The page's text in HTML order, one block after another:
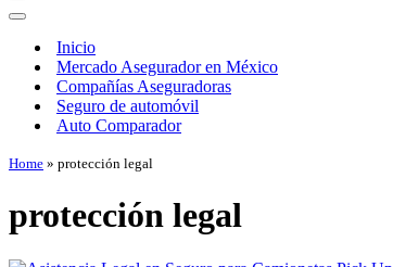
Navigation
Menu
Navigation
Inicio
Mercado Asegurador en México
Compañías Aseguradoras
Seguro de automóvil
Auto Comparador
Home » protección legal
protección legal